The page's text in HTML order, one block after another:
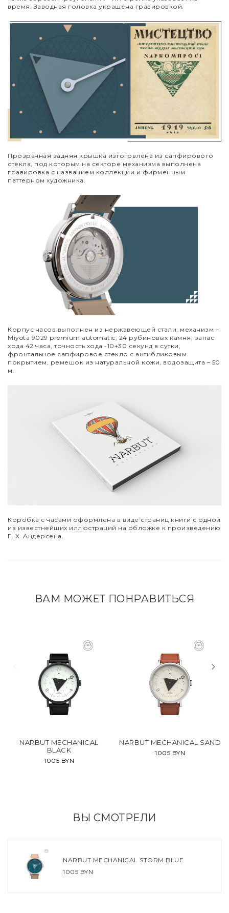
время. Заводная головка украшена гравировкой.
Прозрачная задняя крышка изготовлена из сапфирового
стекла, под которым на секторе механизма выполнена
гравировка с названием коллекции и фирменным
паттерном художника.
Корпус часов выполнен из нержавеющей стали, механизм –
Miyota 9029 premium automatic, 24 рубиновых камня, запас
хода 42 часа, точность хода -10+30 секунд в сутки,
фронтальное сапфировое стекло с антибликовым
покрытием, ремешок из натуральной кожи, водозащита – 50
м.
Коробка с часами оформлена в виде страниц книги с одной
из известнейших иллюстраций на обложке к произведению
Г. Х. Андерсена.
ВАМ МОЖЕТ ПОНРАВИТЬСЯ
NARBUT MECHANICAL
BLACK
1005 BYN
NARBUT MECHANICAL SAND
1005 BYN
ВЫ СМОТРЕЛИ
NARBUT MECHANICAL STORM BLUE
1005 BYN